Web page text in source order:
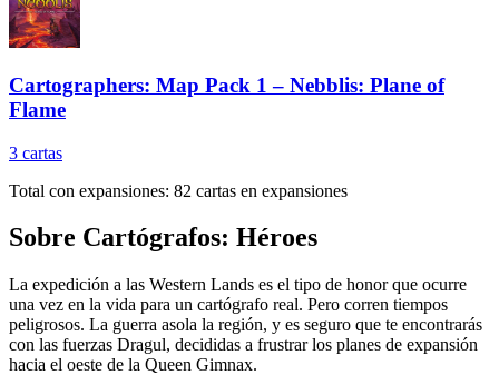
Cartographers: Map Pack 1 – Nebblis: Plane of
Flame
3 cartas
Total con expansiones: 82 cartas en expansiones
Sobre Cartógrafos: Héroes
La expedición a las Western Lands es el tipo de honor que ocurre
una vez en la vida para un cartógrafo real. Pero corren tiempos
peligrosos. La guerra asola la región, y es seguro que te encontrarás
con las fuerzas Dragul, decididas a frustrar los planes de expansión
hacia el oeste de la Queen Gimnax.